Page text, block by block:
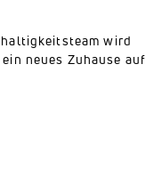
wird
neues Zuhause auf